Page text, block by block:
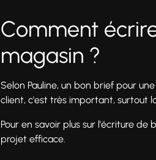
Comment
magasin ?
Selon Pauline, un bon brief pour
client, c'est très important, surtout
Pour en savoir plus sur l'écriture
projet efficace.